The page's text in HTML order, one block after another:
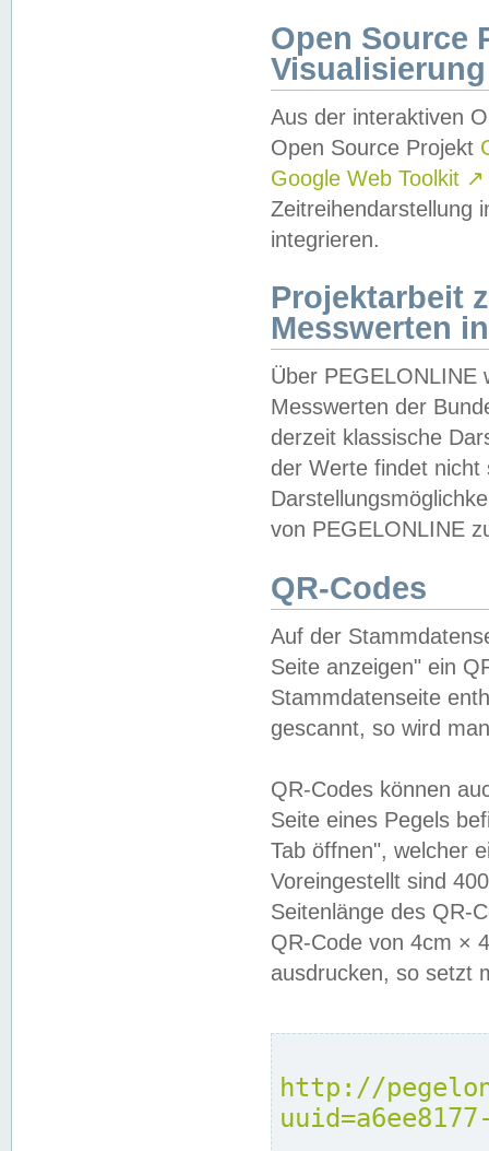
Open Source
Visualisierung
Aus der interaktiven
Open Source Projekt
Google Web Toolkit ↗
Zeitreihendarstellung
integrieren.
Projektarbeit
Messwerten
Über PEGELONLINE
Messwerten der
derzeit klassische
der Werte findet
von PEGELONLINE
QR-Codes
Auf der
Seite anzeigen" ein
Stammdatenseite
gescannt, so wird
QR-Codes können
Seite eines Pegels
Tab öffnen", welcher
Voreingestellt sind
Seitenlänge des QR-
QR-Code von 4cm ×
ausdrucken, so setzt
http://